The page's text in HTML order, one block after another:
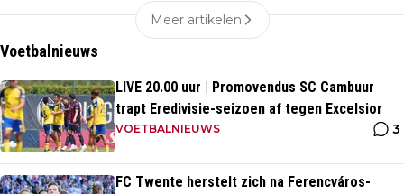
Meer artikelen
Voetbalnieuws
LIVE 20.00 uur | Promovendus SC Cambuur
trapt Eredivisie-seizoen af tegen Excelsior
VOETBALNIEUWS 3
FC Twente herstelt zich na Ferencváros-